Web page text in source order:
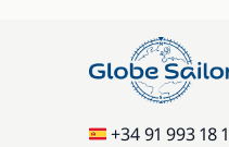
+34 91 993 18